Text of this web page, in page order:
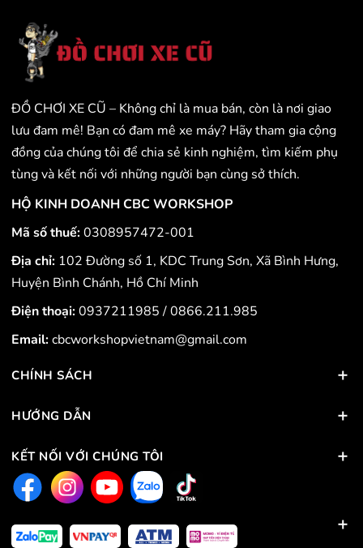
ĐỒ CHƠI XE CŨ – Không chỉ là mua bán, còn là nơi giao
lưu đam mê! Bạn có đam mê xe máy? Hãy tham gia cộng
đồng của chúng tôi để chia sẻ kinh nghiệm, tìm kiếm phụ
tùng và kết nối với những người bạn cùng sở thích.
HỘ KINH DOANH CBC WORKSHOP
Mã số thuế:0308957472-001
Địa chỉ: 102 Đường số 1, KDC Trung Sơn, Xã Bình Hưng,
Huyện Bình Chánh, Hồ Chí Minh
Điện thoại:0937211985/0866.211.985
Email:cbcworkshopvietnam@gmail.com
CHÍNH SÁCH
HƯỚNG DẪN
KẾT NỐI VỚI CHÚNG TÔI